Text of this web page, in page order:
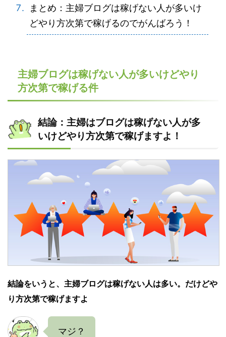
まとめ：主婦ブログは稼げない人が多いけ
どやり方次第で稼げるのでがんばろう！
主婦ブログは稼げない人が多いけどやり
方次第で稼げる件
結論：主婦はブログは稼げない人が多
いけどやり方次第で稼げますよ！
結論をいうと、主婦ブログは稼げない人は多い。だけどや
り方次第で稼げますよ
マジ？